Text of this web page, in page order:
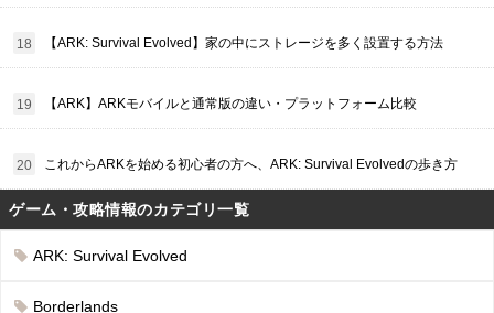
【ARK: Survival Evolved】家の中にストレージを多く設置する方法
【ARK】ARKモバイルと通常版の違い・プラットフォーム比較
これからARKを始める初心者の方へ、ARK: Survival Evolvedの歩き方
ゲーム・攻略情報のカテゴリ一覧
ARK: Survival Evolved
Borderlands